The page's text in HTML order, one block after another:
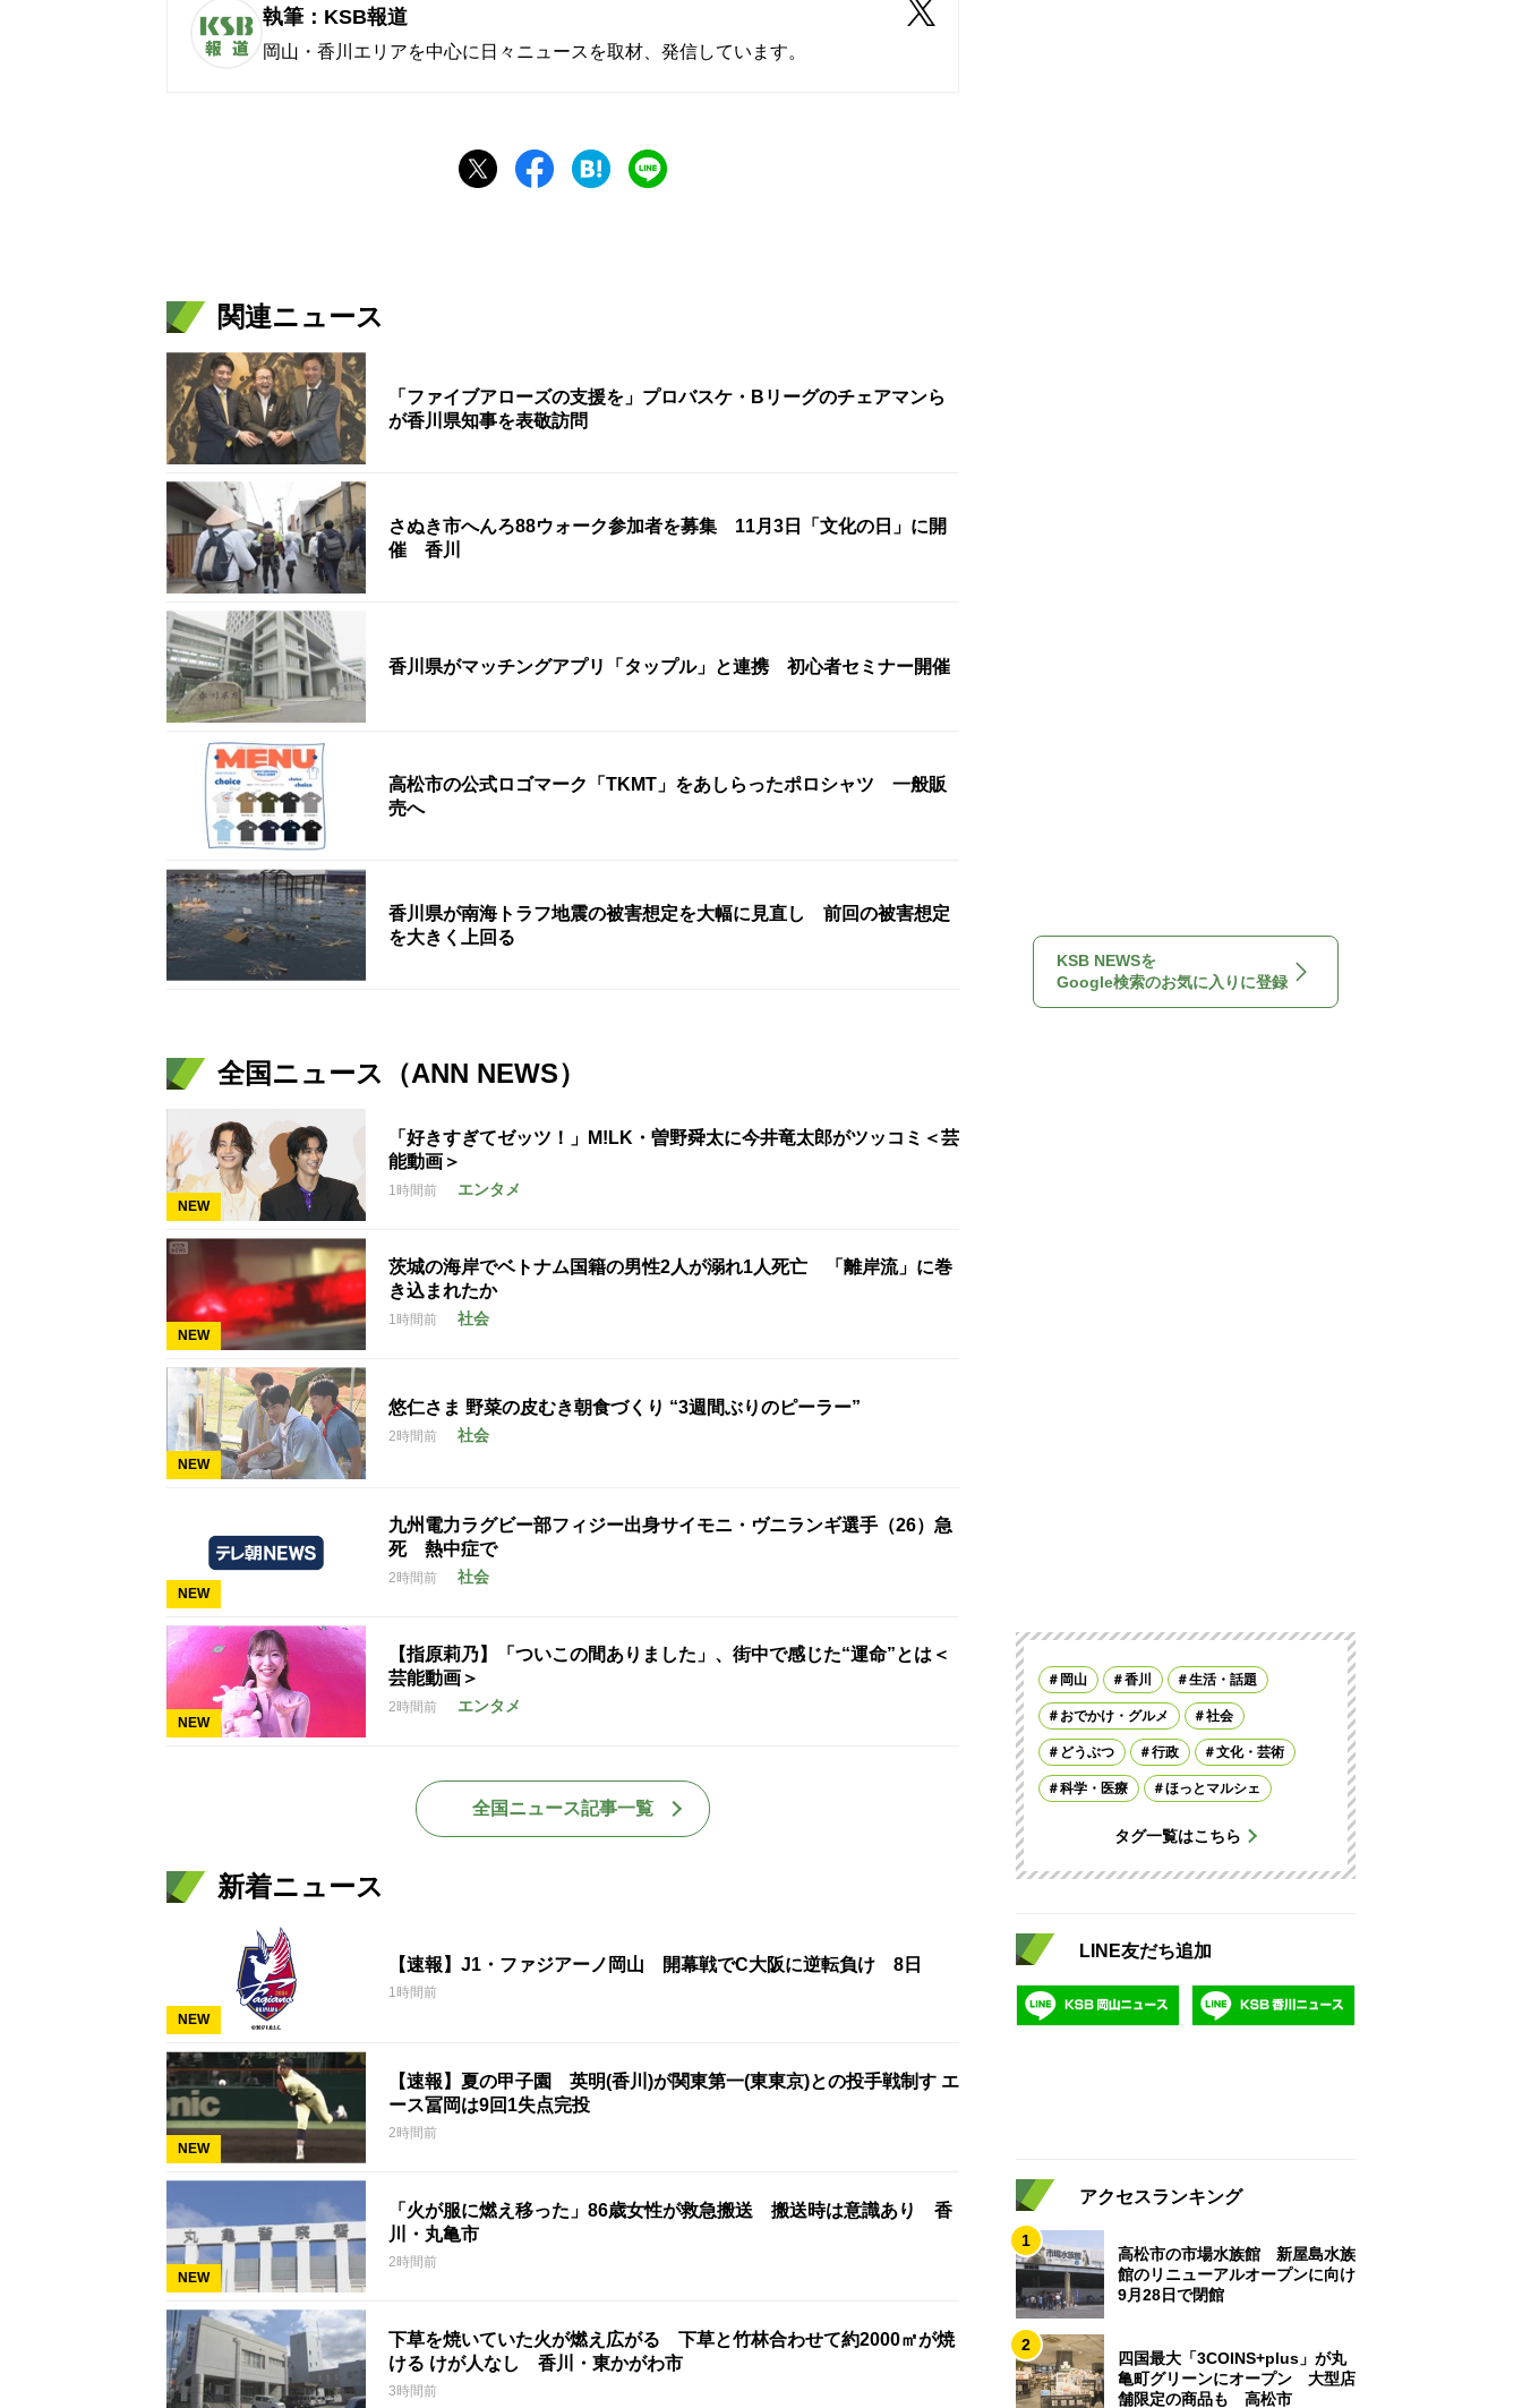
執筆：KSB報道
岡山・香川エリアを中心に日々ニュースを取材、発信しています。
関連ニュース
「ファイブアローズの支援を」プロバスケ・Bリーグのチェアマンら
が香川県知事を表敬訪問
さぬき市へんろ88ウォーク参加者を募集 11月3日「文化の日」に開
催 香川
香川県がマッチングアプリ「タップル」と連携 初心者セミナー開催
高松市の公式ロゴマーク「TKMT」をあしらったポロシャツ 一般販
売へ
香川県が南海トラフ地震の被害想定を大幅に見直し 前回の被害想定
を大きく上回る
全国ニュース（ANN NEWS）
NEW
「好きすぎてゼッツ！」M!LK・曽野舜太に今井竜太郎がツッコミ＜芸
能動画＞
1時間前 エンタメ
NEW
茨城の海岸でベトナム国籍の男性2人が溺れ1人死亡 「離岸流」に巻
き込まれたか
1時間前 社会
NEW
悠仁さま 野菜の皮むき朝食づくり “3週間ぶりのピーラー”
2時間前 社会
NEW
九州電力ラグビー部フィジー出身サイモニ・ヴニランギ選手（26）急
死 熱中症で
2時間前 社会
NEW
【指原莉乃】「ついこの間ありました」、街中で感じた“運命”とは＜
芸能動画＞
2時間前 エンタメ
全国ニュース記事一覧
新着ニュース
NEW
【速報】J1・ファジアーノ岡山 開幕戦でC大阪に逆転負け 8日
1時間前
NEW
【速報】夏の甲子園 英明(香川)が関東第一(東東京)との投手戦制す エ
ース冨岡は9回1失点完投
2時間前
NEW
「火が服に燃え移った」86歳女性が救急搬送 搬送時は意識あり 香
川・丸亀市
2時間前
下草を焼いていた火が燃え広がる 下草と竹林合わせて約2000㎡が焼
ける けが人なし 香川・東かがわ市
3時間前
KSB NEWSを
Google検索のお気に入りに登録
岡山 香川 生活・話題
おでかけ・グルメ 社会
どうぶつ 行政 文化・芸術
科学・医療 ほっとマルシェ
タグ一覧はこちら
LINE友だち追加
アクセスランキング
1
高松市の市場水族館 新屋島水族
館のリニューアルオープンに向け
9月28日で閉館
2
四国最大「3COINS+plus」が丸
亀町グリーンにオープン 大型店
舗限定の商品も 高松市